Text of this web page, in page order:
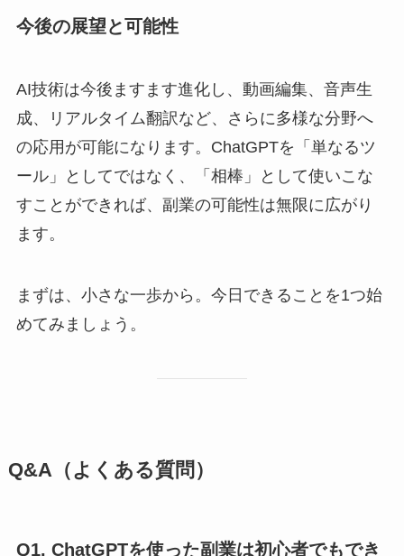
今後の展望と可能性
AI技術は今後ますます進化し、動画編集、音声生
成、リアルタイム翻訳など、さらに多様な分野へ
の応用が可能になります。ChatGPTを「単なるツ
ール」としてではなく、「相棒」として使いこな
すことができれば、副業の可能性は無限に広がり
ます。
まずは、小さな一歩から。今日できることを1つ始
めてみましょう。
Q&A（よくある質問）
Q1. ChatGPTを使った副業は初心者でもでき